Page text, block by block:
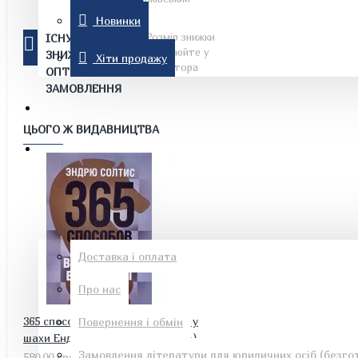
Комп'ютерна література
Рон Хаббард
Езотеричні книги
Новинки
Хіти продажу
Новинки
Хіти продажу
Інформація
Доставка і оплата
Про нас
Повернення і обмін
Замовлення літератури для юридичних осіб
ІСНУЮТЬ
ЗНИЖКИ НА
ОПТОВІ
ЗАМОВЛЕННЯ
Розмір знижки
уточнюйте у
оператора
ЦЬОГО Ж ВИДАВНИЦТВА
365 способів швидко вигравати у
шахи Ендрю Солтіс (Російською)